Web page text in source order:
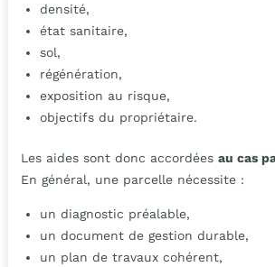
densité,
état sanitaire,
sol,
régénération,
exposition au risque,
objectifs du propriétaire.
Les aides sont donc accordées au cas
En général, une parcelle nécessite :
un diagnostic préalable,
un document de gestion durable,
un plan de travaux cohérent,